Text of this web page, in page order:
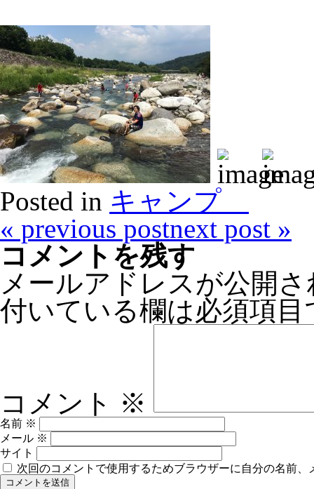
Posted in キャンプ
« previous postnext post »
コメントを残す
メールアドレスが公開
付いている欄は必須項目
コメント ※
名前 ※
メール ※
サイト
次回のコメントで使用するためブラウザーに自分の名前